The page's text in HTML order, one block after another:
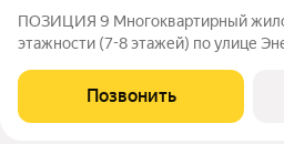
ПОЗИЦИЯ 9 Многоквартирный
этажности (7-8 этажей) по улице
проекте дома отображены и
строительные тенденции: Дом
Позвонить